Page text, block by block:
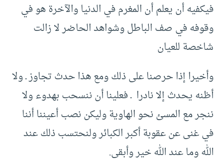
فيكفيه أن يعلم أن المغرم في الدنيا والآخرة هو في
وقوفه في صف الباطل وشواهد الحاضر لا زالت
شاخصة للعيان
وأخيرا إذا حرصنا على ذلك ومع هذا حدث تجاوز ـ ولا
أظنه يحدث إلا نادرا ـ فعلينا أن ننسحب بهدوء ولا
ننجر مع المسئ نحو الهاوية وليكن نصب أعيننا أننا
في غنى عن عقوبة أكبر الكبائر ولنحتسب ذلك عند
الله وما عند الله خير وأبقى.